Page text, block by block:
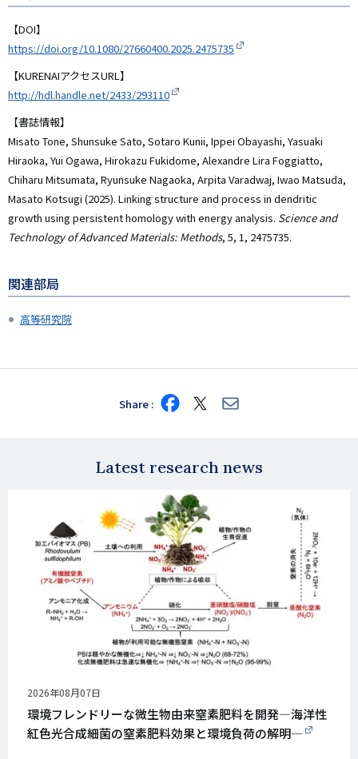
【DOI】
https://doi.org/10.1080/27660400.2025.2475735
【KURENAIアクセスURL】
http://hdl.handle.net/2433/293110
【書誌情報】
Misato Tone, Shunsuke Sato, Sotaro Kunii, Ippei Obayashi, Yasuaki
Hiraoka, Yui Ogawa, Hirokazu Fukidome, Alexandre Lira Foggiatto,
Chiharu Mitsumata, Ryunsuke Nagaoka, Arpita Varadwaj, Iwao Matsuda,
Masato Kotsugi (2025). Linking structure and process in dendritic
growth using persistent homology with energy analysis. Science and
Technology of Advanced Materials: Methods, 5, 1, 2475735.
関連部局
高等研究院
Share Share
on
Share
on
Share
via
Latest research news
公
開
日
2026年08月07日
環境フレンドリーな微生物由来窒素肥料を開発―海洋性
紅色光合成細菌の窒素肥料効果と環境負荷の解明―